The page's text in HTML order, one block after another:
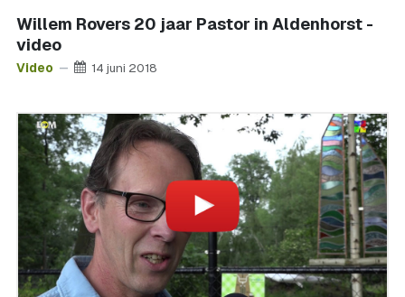
Willem Rovers 20 jaar Pastor in Aldenhorst -
video
Video 14 juni 2018